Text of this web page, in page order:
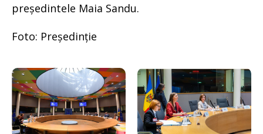
președintele Maia Sandu.
Foto: Președinție